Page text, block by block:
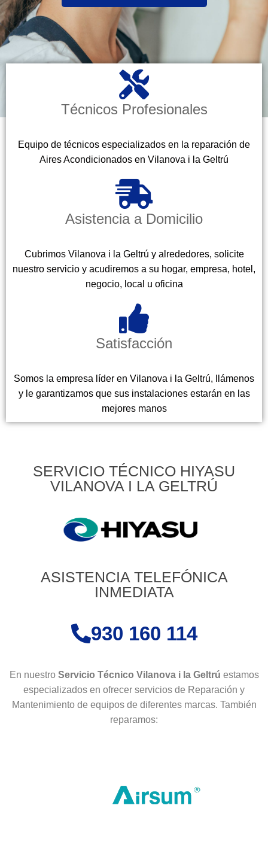
Técnicos Profesionales
Equipo de técnicos especializados en la reparación de
Aires Acondicionados en Vilanova i la Geltrú
Asistencia a Domicilio
Cubrimos Vilanova i la Geltrú y alrededores, solicite
nuestro servicio y acudiremos a su hogar, empresa, hotel,
negocio, local u oficina
Satisfacción
Somos la empresa líder en Vilanova i la Geltrú, llámenos
y le garantizamos que sus instalaciones estarán en las
mejores manos
SERVICIO TÉCNICO HIYASU
VILANOVA I LA GELTRÚ
ASISTENCIA TELEFÓNICA
INMEDIATA
930 160 114
En nuestro Servicio Técnico Vilanova i la Geltrú estamos
especializados en ofrecer servicios de Reparación y
Mantenimiento de equipos de diferentes marcas. También
reparamos: